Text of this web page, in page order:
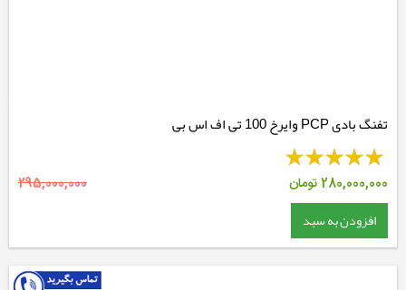
تفنگ بادی PCP وایرخ 100 تی اف اس بی
280,000,000تومان 295,000,000
افزودن به سبد